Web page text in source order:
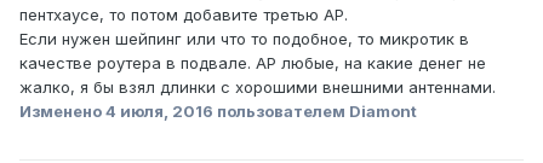
пентхаусе, то потом добавите третью АР.
Если нужен шейпинг или что то подобное, то микротик в
качестве роутера в подвале. АР любые, на какие денег не
жалко, я бы взял длинки с хорошими внешними антеннами.
Изменено4 июля, 2016 пользователем Diamont